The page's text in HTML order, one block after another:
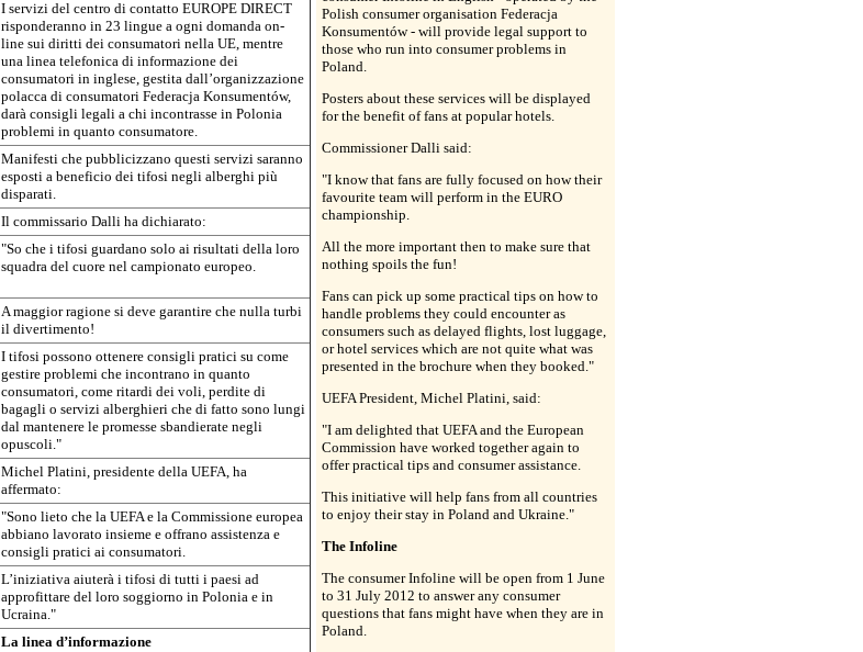
I servizi del centro di contatto EUROPE DIRECT
risponderanno in 23 lingue a ogni domanda on-
line sui diritti dei consumatori nella UE, mentre
una linea telefonica di informazione dei
consumatori in inglese, gestita dall’organizzazione
polacca di consumatori Federacja Konsumentów,
darà consigli legali a chi incontrasse in Polonia
problemi in quanto consumatore.
Manifesti che pubblicizzano questi servizi saranno
esposti a beneficio dei tifosi negli alberghi più
disparati.
Il commissario Dalli ha dichiarato:
"So che i tifosi guardano solo ai risultati della loro
squadra del cuore nel campionato europeo.
A maggior ragione si deve garantire che nulla turbi
il divertimento!
I tifosi possono ottenere consigli pratici su come
gestire problemi che incontrano in quanto
consumatori, come ritardi dei voli, perdite di
bagagli o servizi alberghieri che di fatto sono lungi
dal mantenere le promesse sbandierate negli
opuscoli."
Michel Platini, presidente della UEFA, ha
affermato:
"Sono lieto che la UEFA e la Commissione europea
abbiano lavorato insieme e offrano assistenza e
consigli pratici ai consumatori.
L’iniziativa aiuterà i tifosi di tutti i paesi ad
approfittare del loro soggiorno in Polonia e in
Ucraina."
La linea d’informazione
Polish consumer organisation Federacja
Konsumentów - will provide legal support to
those who run into consumer problems in
Poland.
Posters about these services will be displayed
for the benefit of fans at popular hotels.
Commissioner Dalli said:
"I know that fans are fully focused on how their
favourite team will perform in the EURO
championship.
All the more important then to make sure that
nothing spoils the fun!
Fans can pick up some practical tips on how to
handle problems they could encounter as
consumers such as delayed flights, lost luggage,
or hotel services which are not quite what was
presented in the brochure when they booked."
UEFA President, Michel Platini, said:
"I am delighted that UEFA and the European
Commission have worked together again to
offer practical tips and consumer assistance.
This initiative will help fans from all countries
to enjoy their stay in Poland and Ukraine."
The Infoline
The consumer Infoline will be open from 1 June
to 31 July 2012 to answer any consumer
questions that fans might have when they are in
Poland.